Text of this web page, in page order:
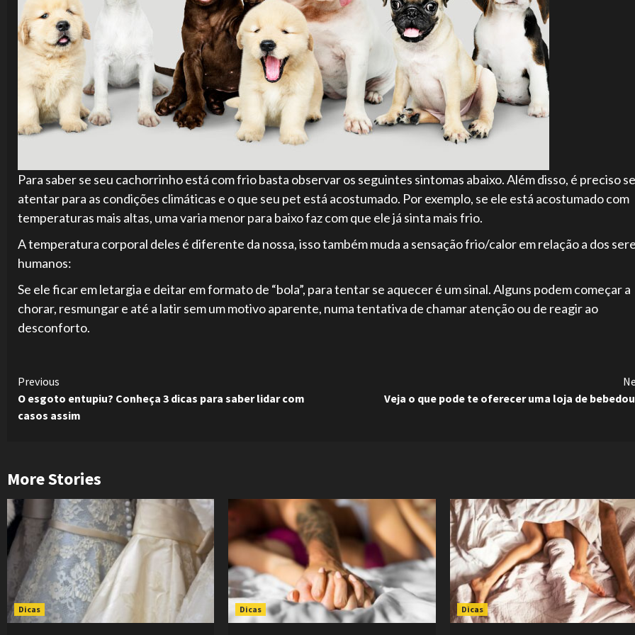
Para saber se seu cachorrinho está com frio basta observar os seguintes sintomas abaixo. Além disso, é preciso se
atentar para as condições climáticas e o que seu pet está acostumado. Por exemplo, se ele está acostumado com
temperaturas mais altas, uma varia menor para baixo faz com que ele já sinta mais frio.
A temperatura corporal deles é diferente da nossa, isso também muda a sensação frio/calor em relação a dos
humanos:
Se ele ficar em letargia e deitar em formato de “bola”, para tentar se aquecer é um sinal. Alguns podem começar a
chorar, resmungar e até a latir sem um motivo aparente, numa tentativa de chamar atenção ou de reagir ao
desconforto.
Continue
Reading
Previous
O esgoto entupiu? Conheça 3 dicas para saber lidar com
casos assim
Veja o que pode te oferecer uma loja de
More Stories
Dicas Dicas Dicas